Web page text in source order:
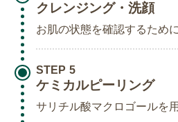
クレンジング・洗顔
お肌の状態を確認するため
STEP
ケミカルピーリング
サリチル酸マクロゴールを